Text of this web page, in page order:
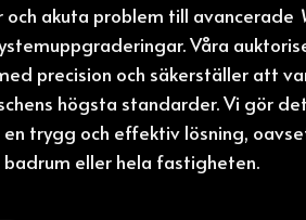
akuta problem till avancerade
Våra
precision och säkerställer att
högsta standarder. Vi gör det
trygg och effektiv lösning,
eller hela fastigheten.